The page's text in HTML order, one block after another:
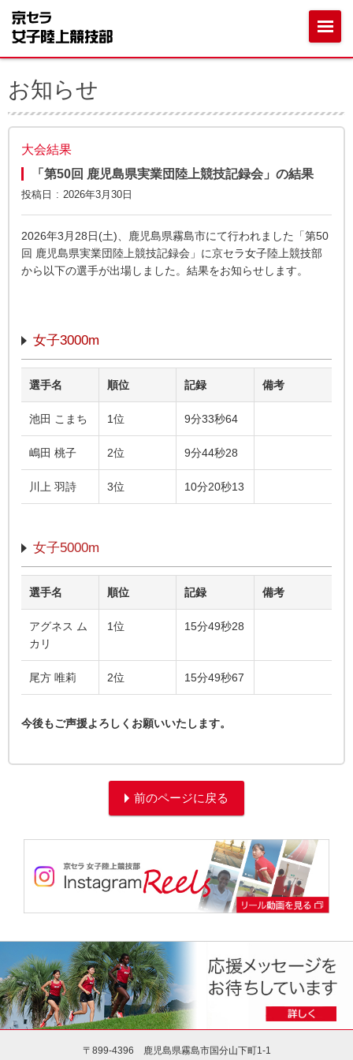
お知らせ
大会結果
「第50回 鹿児島県実業団陸上競技記録会」の結果
投稿日 2026年3月30日
2026年3月28日(土)、鹿児島県霧島市にて行われました「第50
回 鹿児島県実業団陸上競技記録会」に京セラ女子陸上競技部
から以下の選手が出場しました。結果をお知らせします。
女子3000m
池田 こまち 1位 9分33秒64
嶋田 桃子 2位 9分44秒28
川上 羽詩 3位 10分20秒13
選手名 順位 記録 備考
女子5000m
アグネス ム
カリ
1位 15分49秒28
尾方 唯莉 2位 15分49秒67
選手名 順位 記録 備考
今後もご声援よろしくお願いいたします。
前のページに戻る
〒899-4396 鹿児島県霧島市国分山下町1-1